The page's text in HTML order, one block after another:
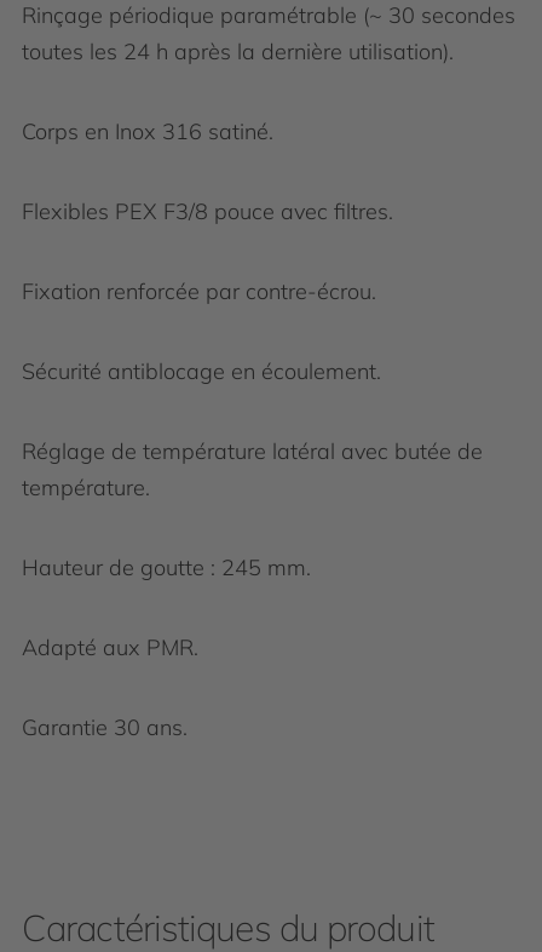
Rinçage périodique paramétrable (~ 30 secondes
toutes les 24 h après la dernière utilisation).
Corps en Inox 316 satiné.
Flexibles PEX F3/8 pouce avec filtres.
Fixation renforcée par contre-écrou.
Sécurité antiblocage en écoulement.
Réglage de température latéral avec butée de
température.
Hauteur de goutte : 245 mm.
Adapté aux PMR.
Garantie 30 ans.
Caractéristiques du produit